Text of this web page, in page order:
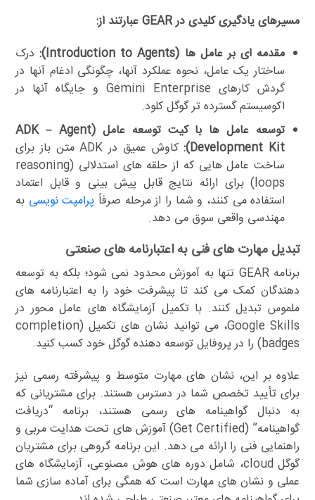
مسیرهای یادگیری کلیدی در GEAR عبارتند از:
مقدمه ای بر عامل ها (Introduction to Agents):
درک
ساختار یک عامل، نحوه عملکرد آنها، چگونگی ادغام آنها در
گردش کارهای Gemini Enterprise و جایگاه آنها در
اکوسیستم گسترده تر گوگل کلود.
توسعه عامل ها با کیت توسعه عامل (ADK – Agent
Development Kit):
کاوش عمیق در ADK متن باز برای
ساخت عامل هایی که از حلقه های استدلالی (reasoning
loops) برای ارائه نتایج قابل پیش بینی و قابل اعتماد
استفاده می کنند، و شما را از مرحله صرفاً پرامپت نویسی به
مهندسی واقعی سوق می دهد.
تبدیل مهارت های فنی به اعتبارنامه های صنعتی
برنامه GEAR تنها به آموزش محدود نمی شود؛ بلکه به توسعه
دهندگان کمک می کند تا پیشرفت خود را به اعتبارنامه های
ملموس تبدیل کنند. با تکمیل آزمایشگاه های عامل محور در
Google Skills، می توانید نشان های تکمیل (completion
badges) را در پروفایل توسعه دهنده گوگل خود کسب کنید.
علاوه بر این، نشان های مهارت متوسط و پیشرفته رسمی نیز
برای تأیید تخصص شما در دسترس هستند. برای مشتریانی که
به دنبال گواهینامه های رسمی هستند، برنامه “دریافت
گواهینامه” (Get Certified) آموزش های تحت هدایت مربی و
راهنمایی فنی را ارائه می دهد. این برنامه گروهی برای مشتریان
گوگل cloud، شامل دوره های هوش مصنوعی، آزمایشگاه های
عملی و نشان های مهارت است که همگی برای آماده سازی شما